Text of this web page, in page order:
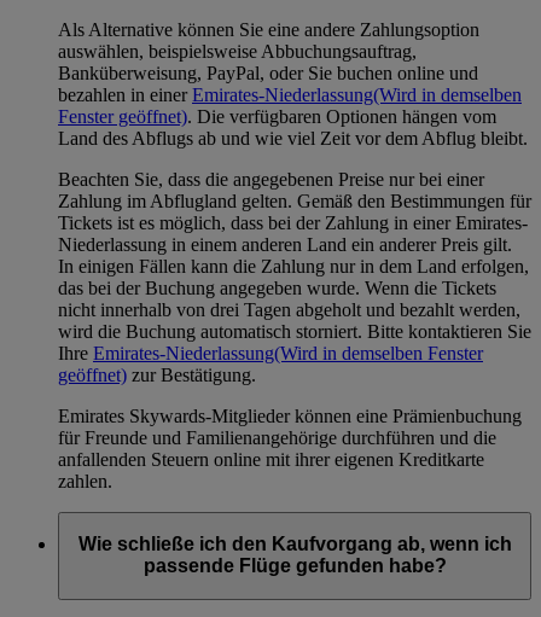
Als Alternative können Sie eine andere Zahlungsoption
auswählen, beispielsweise Abbuchungsauftrag,
Banküberweisung, PayPal, oder Sie buchen online und
bezahlen in einerEmirates-Niederlassung(Wird in demselben
Fenster geöffnet). Die verfügbaren Optionen hängen vom
Land des Abflugs ab und wie viel Zeit vor dem Abflug bleibt.
Beachten Sie, dass die angegebenen Preise nur bei einer
Zahlung im Abflugland gelten. Gemäß den Bestimmungen für
Tickets ist es möglich, dass bei der Zahlung in einer Emirates-
Niederlassung in einem anderen Land ein anderer Preis gilt.
In einigen Fällen kann die Zahlung nur in dem Land erfolgen,
das bei der Buchung angegeben wurde. Wenn die Tickets
nicht innerhalb von drei Tagen abgeholt und bezahlt werden,
wird die Buchung automatisch storniert. Bitte kontaktieren Sie
Ihre Emirates-Niederlassung(Wird in demselben Fenster
geöffnet) zur Bestätigung.
Emirates Skywards-Mitglieder können eine Prämienbuchung
für Freunde und Familienangehörige durchführen und die
anfallenden Steuern online mit ihrer eigenen Kreditkarte
zahlen.
Wie schließe ich den Kaufvorgang ab, wenn ich
passende Flüge gefunden habe?